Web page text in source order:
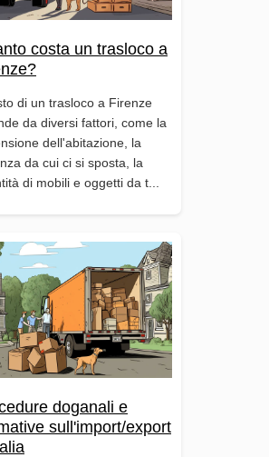
costa un trasloco a
di un trasloco a Firenze
da diversi fattori, come la
dell'abitazione, la
da cui ci si sposta, la
di mobili e oggetti da t...
doganali e
sull'import/export